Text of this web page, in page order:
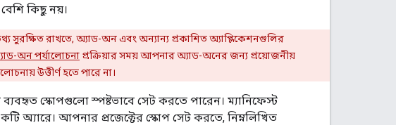
কিছু নয়।
সুরক্ষিত রাখতে, অ্যাড-অন এবং অন্যান্য প্রকাশিত অ্যাপ্লিকেশনগুলির
অন পর্যালোচনা প্রক্রিয়ার সময় আপনার অ্যাড-অনের জন্য প্রয়োজনীয়
উত্তীর্ণ হতে পারে না।
স্কোপগুলো স্পষ্টভাবে সেট করতে পারেন। ম্যানিফেস্ট
অ্যারে। আপনার প্রজেক্টের স্কোপ সেট করতে, নিম্নলিখিত